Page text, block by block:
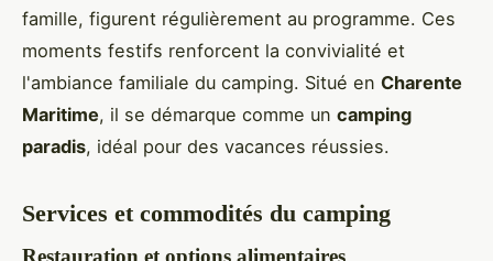
famille, figurent régulièrement au programme. Ces
moments festifs renforcent la convivialité et
l'ambiance familiale du camping. Situé en Charente
Maritime, il se démarque comme un camping
paradis, idéal pour des vacances réussies.
Services et commodités du camping
Restauration et options alimentaires